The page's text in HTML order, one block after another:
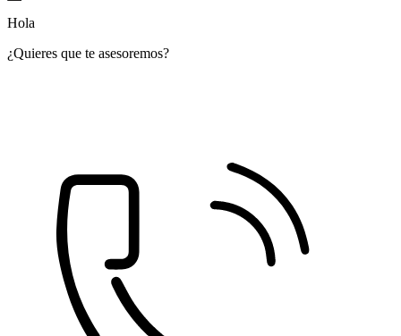
Hola
¿Quieres que te asesoremos?